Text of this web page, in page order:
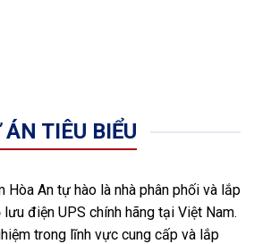
ÁN TIÊU BIỂU
Hòa An tự hào là nhà phân phối và lắp
điện UPS chính hãng tại Việt Nam.
trong lĩnh vực cung cấp và lắp